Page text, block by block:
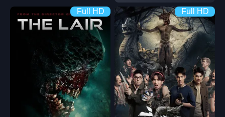
Full HD Full HD